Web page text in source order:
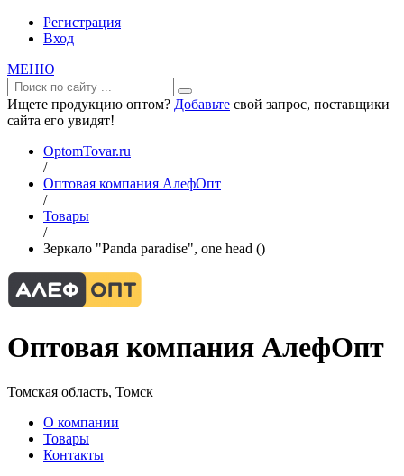
Регистрация
Вход
МЕНЮ
Ищете продукцию оптом? Добавьте свой запрос, поставщики
сайта его увидят!
OptomTovar.ru
/
Оптовая компания АлефОпт
/
Товары
/
Зеркало "Panda paradise", one head ()
Оптовая компания АлефОпт
Томская область, Томск
О компании
Товары
Контакты